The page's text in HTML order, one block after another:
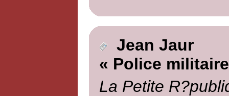
Jean Jaur
« Police
La Petite